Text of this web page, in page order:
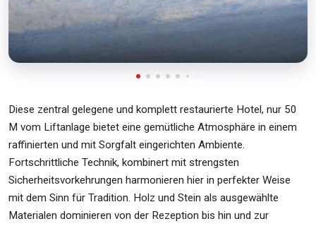
Diese zentral gelegene und komplett restaurierte Hotel, nur 50
M vom Liftanlage bietet eine gemütliche Atmosphäre in einem
raffinierten und mit Sorgfalt eingerichten Ambiente.
Fortschrittliche Technik, kombinert mit strengsten
Sicherheitsvorkehrungen harmonieren hier in perfekter Weise
mit dem Sinn für Tradition. Holz und Stein als ausgewählte
Materialen dominieren von der Rezeption bis hin und zur